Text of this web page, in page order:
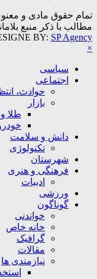
تمام حقوق مادی و
مطالب با ذکر منبع
BY: SP Agency
×
سیاسی
اجتماعی
حوادث،
بازار
طلا و
دانش و سلامت
تکنولوژی
شهرستان
فرهنگی و هنری
ادبیات
ورزشی
گوناگون
خواندنی
خانه خاص
گرافیک
مقالات
نیازمندی ها